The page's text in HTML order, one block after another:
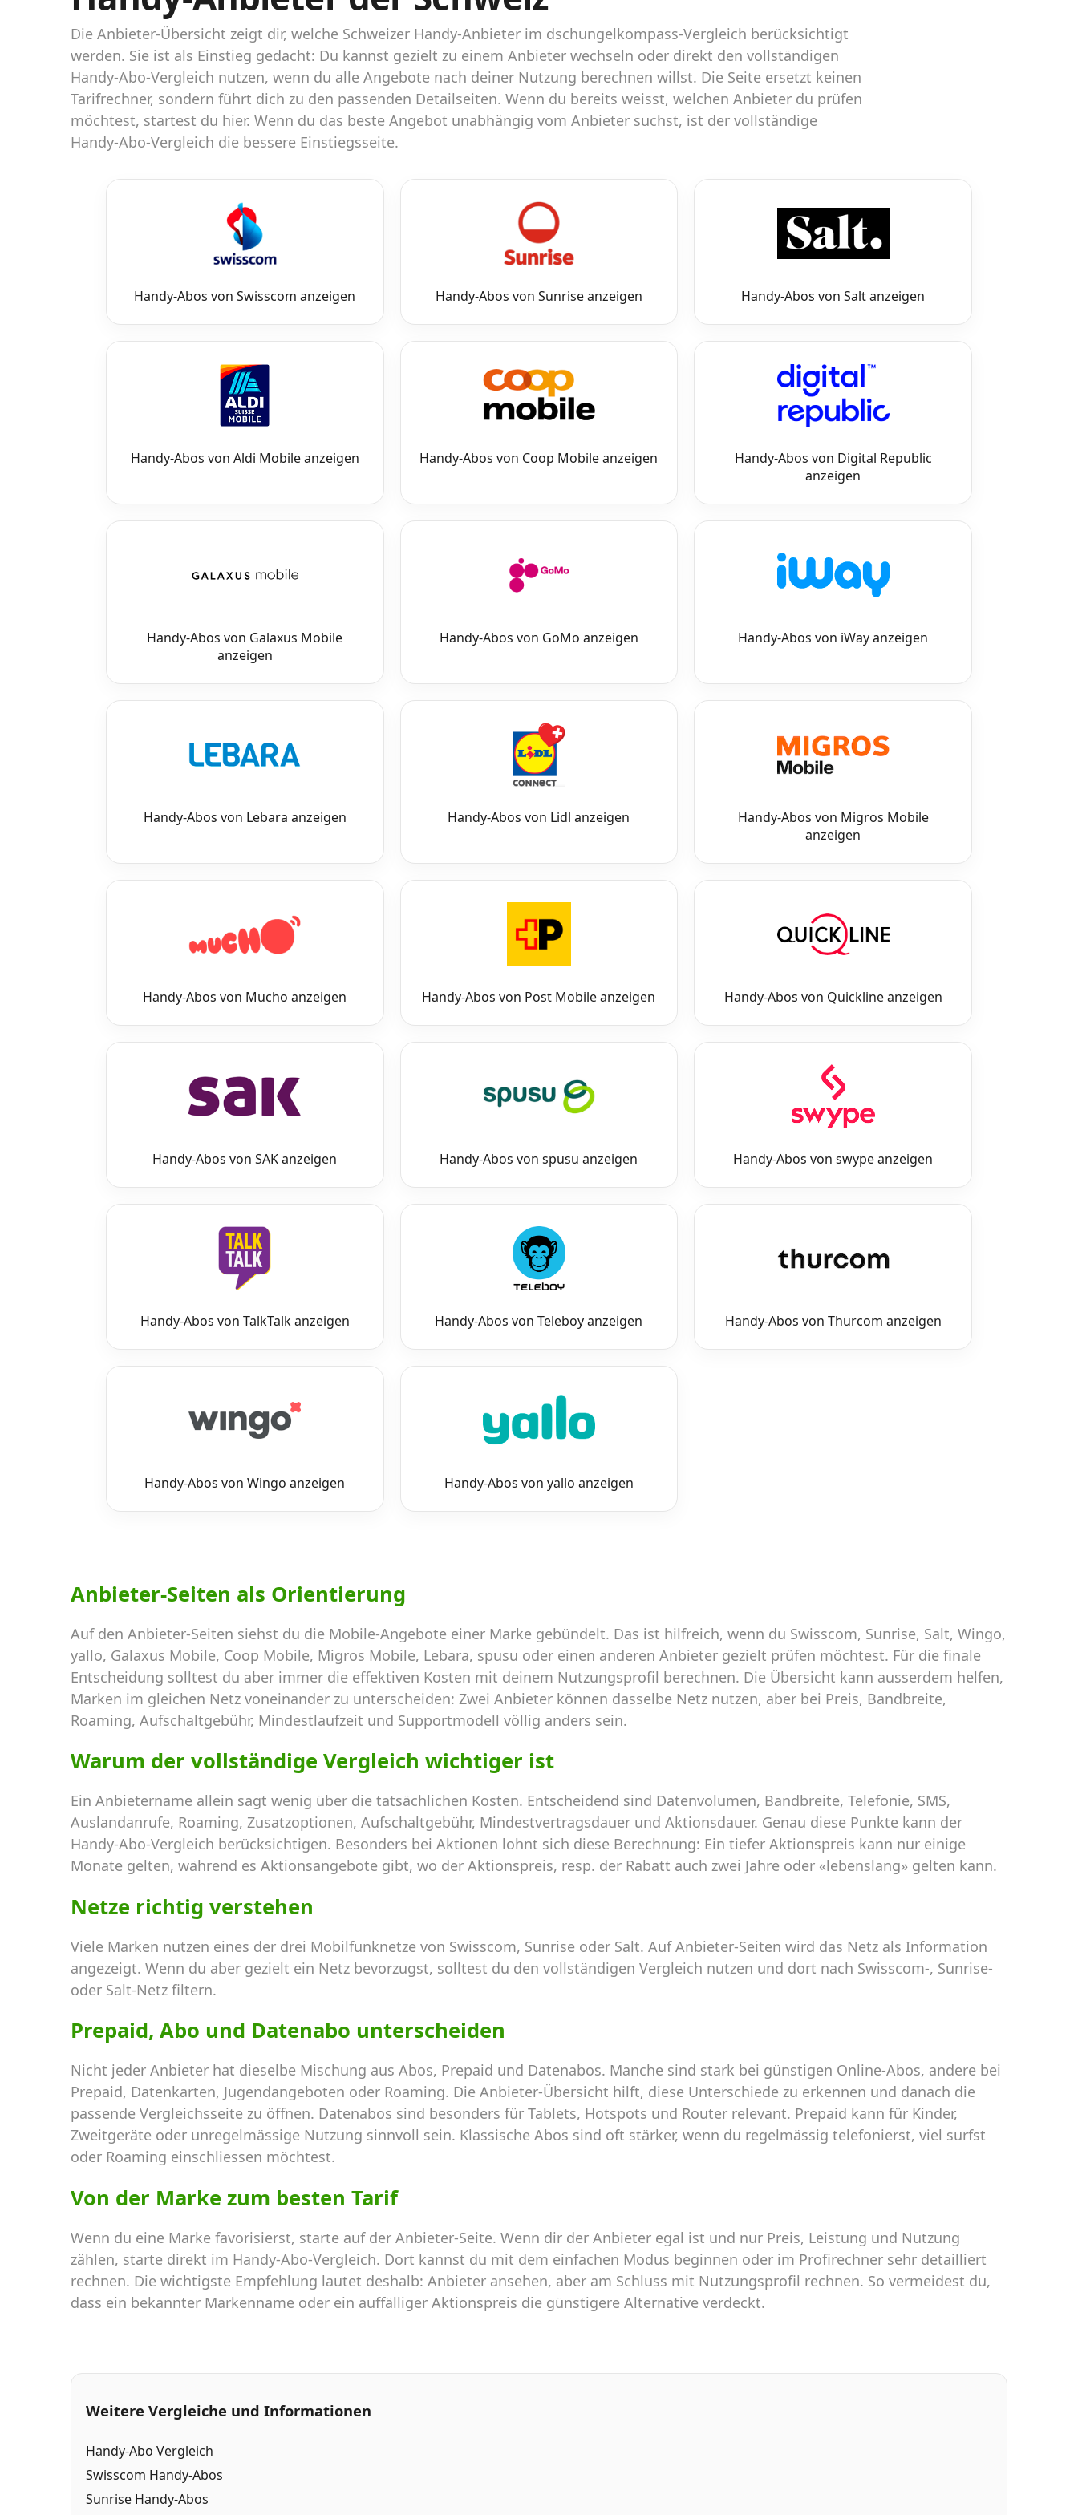
Abos für Tablets, Hotspots und Smart
Tarifrechner Handy-Abo
Der gute alte Tarifrechner im neuen Design
Infos
Mobilfunknetz Schweiz
Roaming-Tarife abfragen
Handy-Abo kündigen oder wechseln
Alle Mobile-Vergleiche
Die Anbieter-Übersicht zeigt dir, welche Schweizer Handy-Anbieter im dschungelkompass-Vergleich berücksichtigt
werden. Sie ist als Einstieg gedacht: Du kannst gezielt zu einem Anbieter wechseln oder direkt den vollständigen
Handy-Abo-Vergleich nutzen, wenn du alle Angebote nach deiner Nutzung berechnen willst. Die Seite ersetzt keinen
Tarifrechner, sondern führt dich zu den passenden Detailseiten. Wenn du bereits weisst, welchen Anbieter du prüfen
möchtest, startest du hier. Wenn du das beste Angebot unabhängig vom Anbieter suchst, ist der vollständige
Handy-Abo-Vergleich die bessere Einstiegsseite.
Handy-Abos von Swisscom anzeigen Handy-Abos von Sunrise anzeigen Handy-Abos von Salt anzeigen
Handy-Abos von Aldi Mobile anzeigen Handy-Abos von Coop Mobile anzeigen
Handy-Abos von Digital Republic
anzeigen
Handy-Abos von Galaxus Mobile
anzeigen
Handy-Abos von GoMo anzeigen Handy-Abos von iWay anzeigen
Handy-Abos von Lebara anzeigen Handy-Abos von Lidl anzeigen
Handy-Abos von Migros Mobile
anzeigen
Handy-Abos von Mucho anzeigen Handy-Abos von Post Mobile anzeigen Handy-Abos von Quickline anzeigen
Handy-Abos von SAK anzeigen Handy-Abos von spusu anzeigen Handy-Abos von swype anzeigen
Handy-Abos von TalkTalk anzeigen Handy-Abos von Teleboy anzeigen Handy-Abos von Thurcom anzeigen
Handy-Abos von Wingo anzeigen Handy-Abos von yallo anzeigen
Anbieter-Seiten als Orientierung
Auf den Anbieter-Seiten siehst du die Mobile-Angebote einer Marke gebündelt. Das ist hilfreich, wenn du Swisscom, Sunrise, Salt, Wingo,
yallo, Galaxus Mobile, Coop Mobile, Migros Mobile, Lebara, spusu oder einen anderen Anbieter gezielt prüfen möchtest. Für die finale
Entscheidung solltest du aber immer die effektiven Kosten mit deinem Nutzungsprofil berechnen. Die Übersicht kann ausserdem helfen,
Marken im gleichen Netz voneinander zu unterscheiden: Zwei Anbieter können dasselbe Netz nutzen, aber bei Preis, Bandbreite,
Roaming, Aufschaltgebühr, Mindestlaufzeit und Supportmodell völlig anders sein.
Warum der vollständige Vergleich wichtiger ist
Ein Anbietername allein sagt wenig über die tatsächlichen Kosten. Entscheidend sind Datenvolumen, Bandbreite, Telefonie, SMS,
Auslandanrufe, Roaming, Zusatzoptionen, Aufschaltgebühr, Mindestvertragsdauer und Aktionsdauer. Genau diese Punkte kann der
Handy-Abo-Vergleich berücksichtigen. Besonders bei Aktionen lohnt sich diese Berechnung: Ein tiefer Aktionspreis kann nur einige
Monate gelten, während es Aktionsangebote gibt, wo der Aktionspreis, resp. der Rabatt auch zwei Jahre oder «lebenslang» gelten kann.
Netze richtig verstehen
Viele Marken nutzen eines der drei Mobilfunknetze von Swisscom, Sunrise oder Salt. Auf Anbieter-Seiten wird das Netz als Information
angezeigt. Wenn du aber gezielt ein Netz bevorzugst, solltest du den vollständigen Vergleich nutzen und dort nach Swisscom-, Sunrise-
oder Salt-Netz filtern.
Prepaid, Abo und Datenabo unterscheiden
Nicht jeder Anbieter hat dieselbe Mischung aus Abos, Prepaid und Datenabos. Manche sind stark bei günstigen Online-Abos, andere bei
Prepaid, Datenkarten, Jugendangeboten oder Roaming. Die Anbieter-Übersicht hilft, diese Unterschiede zu erkennen und danach die
passende Vergleichsseite zu öffnen. Datenabos sind besonders für Tablets, Hotspots und Router relevant. Prepaid kann für Kinder,
Zweitgeräte oder unregelmässige Nutzung sinnvoll sein. Klassische Abos sind oft stärker, wenn du regelmässig telefonierst, viel surfst
oder Roaming einschliessen möchtest.
Von der Marke zum besten Tarif
Wenn du eine Marke favorisierst, starte auf der Anbieter-Seite. Wenn dir der Anbieter egal ist und nur Preis, Leistung und Nutzung
zählen, starte direkt im Handy-Abo-Vergleich. Dort kannst du mit dem einfachen Modus beginnen oder im Profirechner sehr detailliert
rechnen. Die wichtigste Empfehlung lautet deshalb: Anbieter ansehen, aber am Schluss mit Nutzungsprofil rechnen. So vermeidest du,
dass ein bekannter Markenname oder ein auffälliger Aktionspreis die günstigere Alternative verdeckt.
Weitere Vergleiche und Informationen
Handy-Abo Vergleich
Swisscom Handy-Abos
Sunrise Handy-Abos